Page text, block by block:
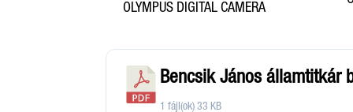
OLYMPUS DIGITAL CAMERA
Bencsik János államtitkár
1 fájl(ok)33 KB